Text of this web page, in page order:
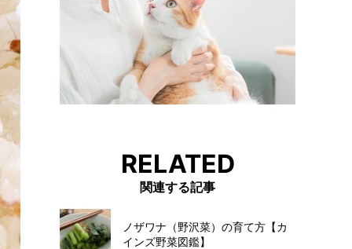
RELATED
関連する記事
ノザワナ（野沢菜）の育て方【カ
インズ野菜図鑑】